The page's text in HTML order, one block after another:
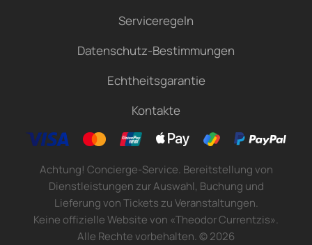
Serviceregeln
Datenschutz-Bestimmungen
Echtheitsgarantie
Kontakte
Achtung! Concierge-Service. Bereitstellung von
Dienstleistungen zur Auswahl, Buchung und
Lieferung von Tickets zu Veranstaltungen.
Keine offizielle Website von «Theodor Currentzis».
Alle Rechte vorbehalten.©2026